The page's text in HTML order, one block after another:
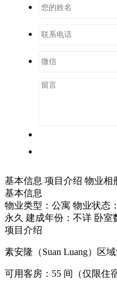
基本信息 项目介绍 物业相
基本信息
物业类型：公寓 物业状态
永久 建成年份：不详 卧室
项目介绍
素安隆（Suan Luang）区
可用客房：55 间（仅限住